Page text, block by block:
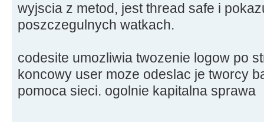
wyjscia z metod, jest thread safe i
poszczegulnych watkach.
codesite umozliwia twozenie logow po
koncowy user moze odeslac je tworcy
pomoca sieci. ogolnie kapitalna sprawa